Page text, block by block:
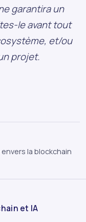
garantira un
le avant tout
et/ou
projet.
la blockchain
et IA